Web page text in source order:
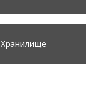
Хранилище